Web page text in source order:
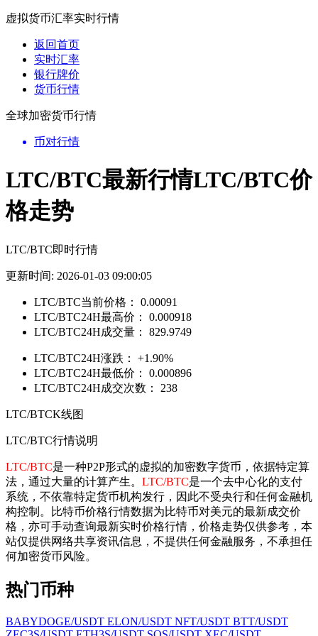
虚拟货币汇率实时行情
返回首页
实时汇率
银行牌价
货币行情
全球加密货币行情
币对行情
LTC/BTC最新行情LTC/BTC价
格走势
LTC/BTC即时行情
更新时间: 2026-01-03 09:00:05
LTC/BTC当前价格：
0.00091
LTC/BTC24H最高价：
0.000918
LTC/BTC24H成交量：
829.9749
LTC/BTC24H涨跌：
+1.90%
LTC/BTC24H最低价：
0.000896
LTC/BTC24H成交次数：
238
LTC/BTCK线图
LTC/BTC行情说明
LTC/BTC是一种P2P形式的虚拟的加密数字货币，依据特定算
法，通过大量的计算产生。 LTC/BTC是一个去中心化的支付
系统，不依靠特定货币机构发行，因此不受央行和任何金融机
构控制。比特币价格行情数据为比特币对美元的最新成交价
格，亦可手动查询最新实时价格行情，价格走势仅供参考，本
站仅提供网络共享资讯信息，不提供任何金融服务，不承担任
何加密货币风险。
热门币种
BABYDOGE/USDT ELON/USDT NFT/USDT BTT/USDT